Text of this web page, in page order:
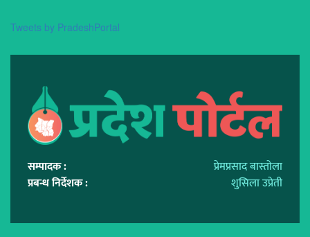
Tweets by PradeshPortal
सम्पादक :
प्रेमप्रसाद बास्तोला
प्रबन्ध निर्देशक :
शुसिला उप्रेती